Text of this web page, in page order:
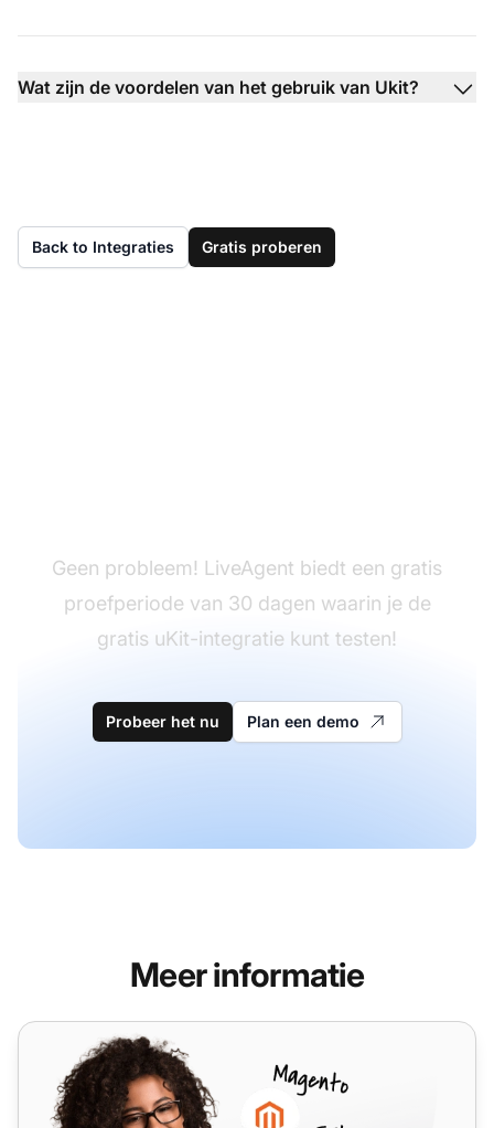
Wat zijn de voordelen van het gebruik van Ukit?
Back to Integraties Gratis proberen
Geen probleem! LiveAgent biedt een gratis
proefperiode van 30 dagen waarin je de
gratis uKit-integratie kunt testen!
Probeer het nu Plan een demo
Meer informatie
Ucraft